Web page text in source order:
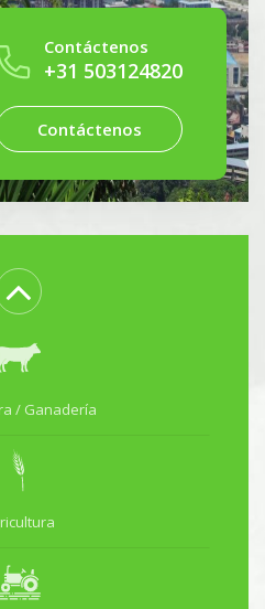
Contáctenos
+31 503124820
Contáctenos
/ jardinería
Acuicultura
y enología
/ Ganadería